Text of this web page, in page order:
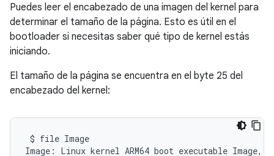
Puedes leer el encabezado de una imagen del kernel para
determinar el tamaño de la página. Esto es útil en el
bootloader si necesitas saber qué tipo de kernel estás
iniciando.
El tamaño de la página se encuentra en el byte 25 del
encabezado del kernel:
$ file Image
Image:
Linux kernel ARM64 boot executable Image,